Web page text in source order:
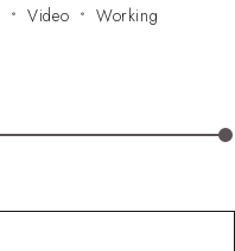
Video Working